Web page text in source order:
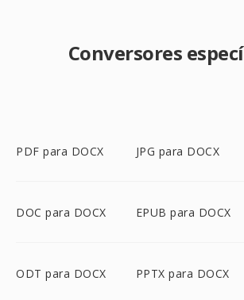
Conversores
PDF para DOCX JPG para DOCX
DOC para DOCX EPUB para DOCX
ODT para DOCX PPTX para DOCX